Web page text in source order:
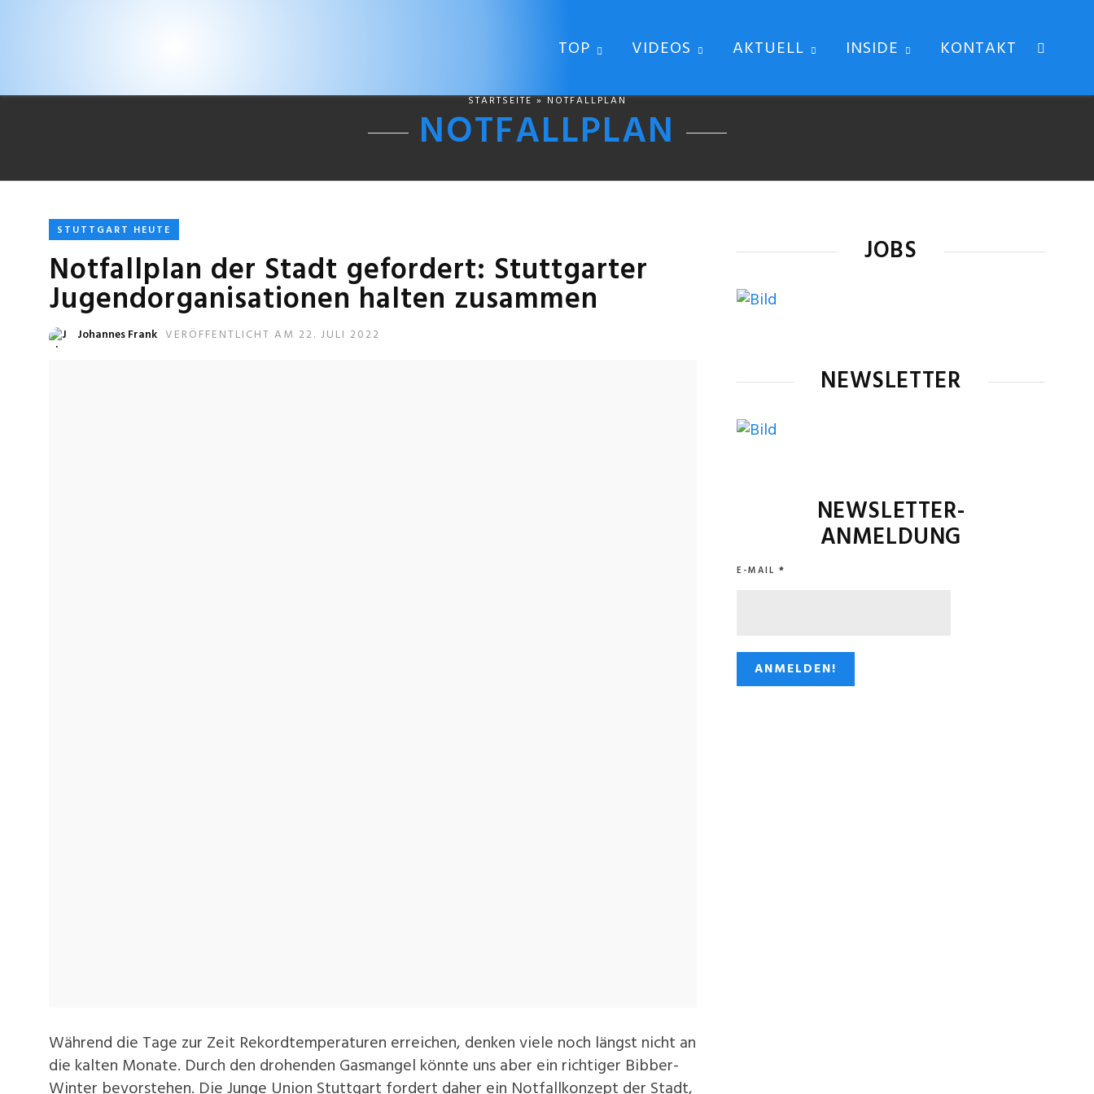
TOP VIDEOS AKTUELL INSIDE KONTAKT
STARTSEITE » NOTFALLPLAN
NOTFALLPLAN
STUTTGART HEUTE
Notfallplan der Stadt gefordert: Stuttgarter
Jugendorganisationen halten zusammen
Johannes Frank VERÖFFENTLICHT AM 22. JULI 2022
Während die Tage zur Zeit Rekordtemperaturen erreichen, denken viele noch längst nicht an
die kalten Monate. Durch den drohenden Gasmangel könnte uns aber ein richtiger Bibber-
Winter bevorstehen. Die Junge Union Stuttgart fordert daher ein Notfallkonzept der Stadt,
JOBS
NEWSLETTER
NEWSLETTER-
ANMELDUNG
E-MAIL *